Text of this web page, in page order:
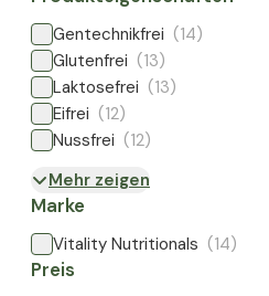
Gentechnikfrei (14)
Glutenfrei (13)
Laktosefrei (13)
Eifrei (12)
Nussfrei (12)
Mehr zeigen
Marke
Vitality Nutritionals (14)
Preis